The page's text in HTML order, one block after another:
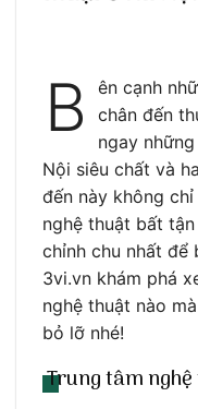
B
ên cạnh
chân đến
ngay
Nội siêu chất và
đến này không
nghệ thuật bất
chỉnh chu nhất để
3vi.vn khám phá
nghệ thuật nào
bỏ lỡ nhé!
Trung tâm